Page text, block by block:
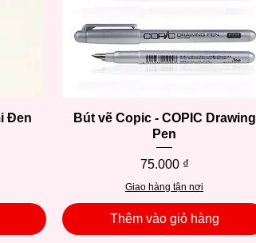
Đen Xem nhanh
Bút vẽ Copic - COPIC Drawing
Pen
Giá
75.000 ₫
Giao hàng tận nơi
Thêm vào giỏ hàng